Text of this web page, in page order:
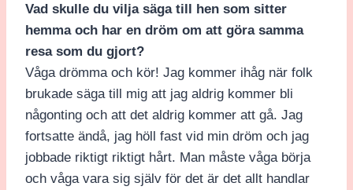
Vad skulle du vilja säga till hen som sitter
hemma och har en dröm om att göra samma
resa som du gjort?
Våga drömma och kör! Jag kommer ihåg när folk
brukade säga till mig att jag aldrig kommer bli
någonting och att det aldrig kommer att gå. Jag
fortsatte ändå, jag höll fast vid min dröm och jag
jobbade riktigt riktigt hårt. Man måste våga börja
och våga vara sig själv för det är det allt handlar